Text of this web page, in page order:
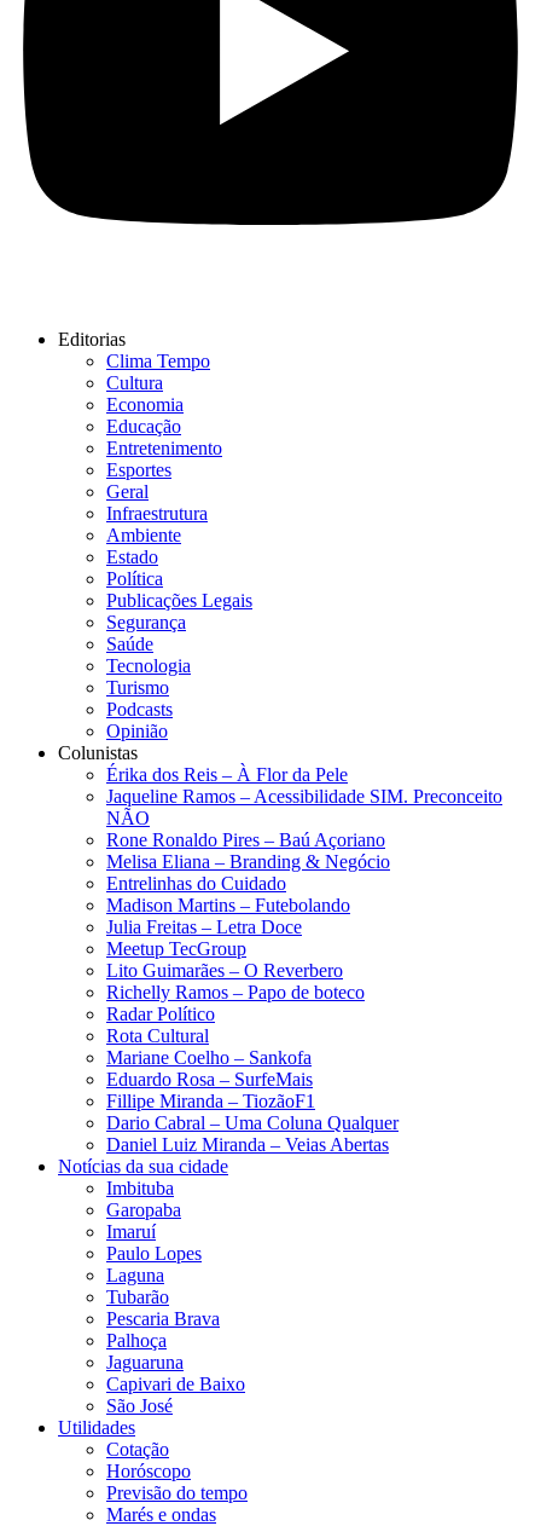
Editorias
Clima Tempo
Cultura
Economia
Educação
Entretenimento
Esportes
Geral
Infraestrutura
Ambiente
Estado
Política
Publicações Legais
Segurança
Saúde
Tecnologia
Turismo
Podcasts
Opinião
Colunistas
Érika dos Reis​ – À Flor da Pele
Jaqueline Ramos – Acessibilidade SIM. Preconceito
NÃO
Rone Ronaldo Pires – Baú Açoriano
Melisa Eliana – Branding & Negócio
Entrelinhas do Cuidado
Madison Martins – Futebolando
Julia Freitas​ – Letra Doce
Meetup TecGroup
Lito Guimarães – O Reverbero
Richelly Ramos​ – Papo de boteco
Radar Político
Rota Cultural
Mariane Coelho – Sankofa
Eduardo Rosa​ – SurfeMais
Fillipe Miranda – TiozãoF1
Dario Cabral – Uma Coluna Qualquer
Daniel Luiz Miranda – Veias Abertas
Notícias da sua cidade
Imbituba
Garopaba
Imaruí
Paulo Lopes
Laguna
Tubarão
Pescaria Brava
Palhoça
Jaguaruna
Capivari de Baixo
São José
Utilidades
Cotação
Horóscopo
Previsão do tempo
Marés e ondas